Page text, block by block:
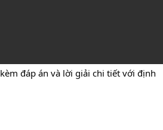
kèm đáp án và lời giải chi tiết với định